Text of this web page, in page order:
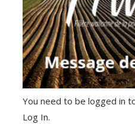
You need to be logged in
Log In.